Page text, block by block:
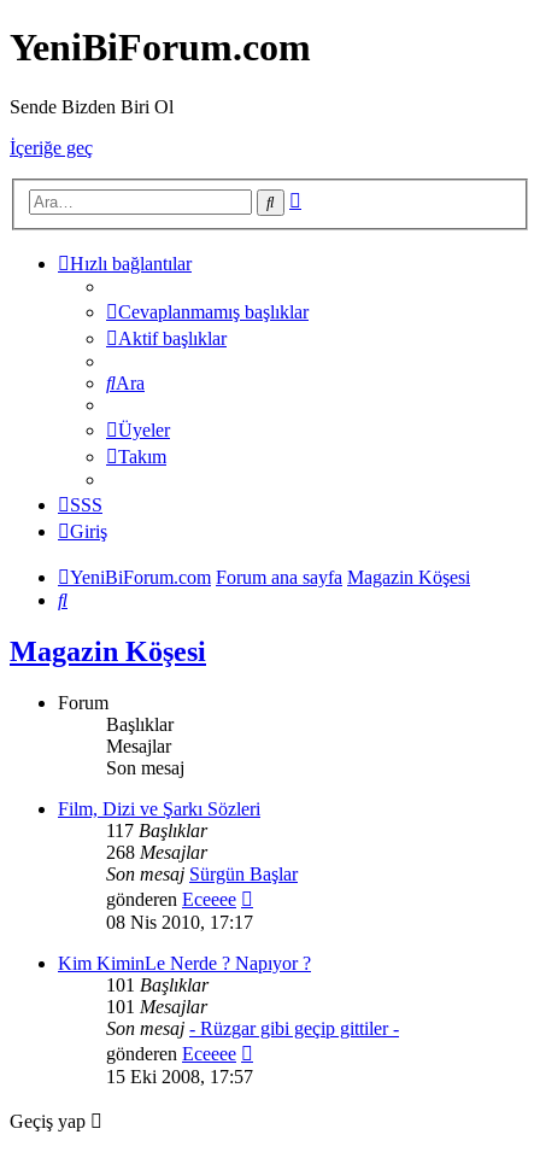
YeniBiForum.com
Sende Bizden Biri Ol
İçeriğe geç
Ara
Hızlı bağlantılar
Cevaplanmamış başlıklar
Aktif başlıklar
Ara
Üyeler
Takım
SSS
Giriş
YeniBiForum.com Forum ana sayfa Magazin Köşesi
Ara
Magazin Köşesi
Forum
Başlıklar
Mesajlar
Son mesaj
Film, Dizi ve Şarkı Sözleri
117 Başlıklar
268 Mesajlar
Son mesaj Sürgün Başlar
gönderen Eceeee
mesajı
08 Nis 2010, 17:17
Kim KiminLe Nerde ? Napıyor ?
101 Başlıklar
101 Mesajlar
Son mesaj - Rüzgar gibi geçip gittiler -
gönderen Eceeee
mesajı
15 Eki 2008, 17:57
Geçiş yap